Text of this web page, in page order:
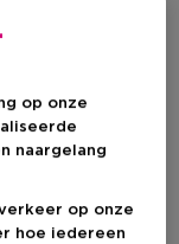
op onze
naargelang
op onze
hoe iedereen